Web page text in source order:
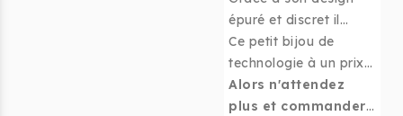
Le MAG 322/323
FULL HD de marque
Infomir est le meilleur
décodeur prévu pour
l'IPTV OTT
épuré et discret il
s’adaptera à toute vos
surfaces de pose.
Ce petit bijou de
technologie à un prix
défiant toute
concurrence est de
Alors n'attendez
plus et commander